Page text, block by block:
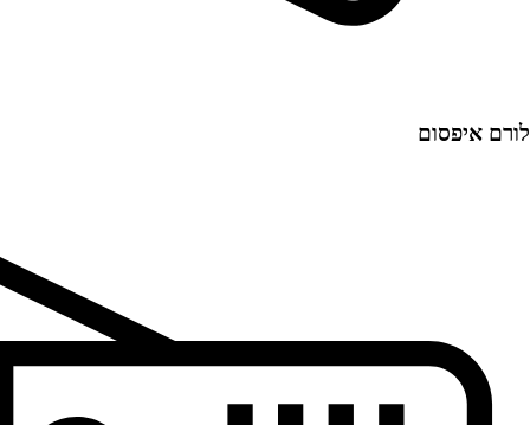
לורם איפסום